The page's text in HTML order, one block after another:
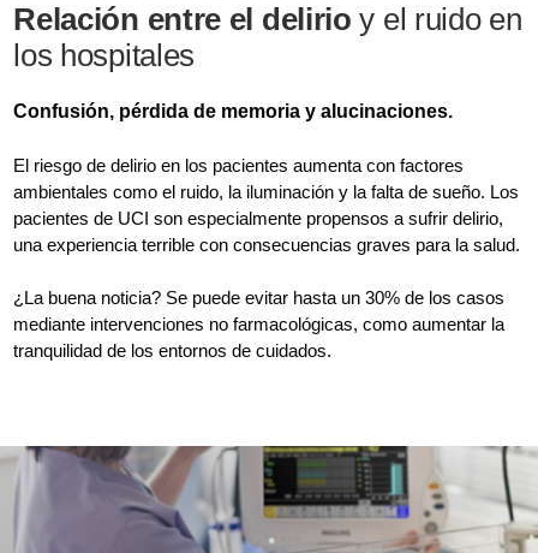
Relación entre el delirioy el ruido en
los hospitales
Confusión, pérdida de memoria y alucinaciones.
El riesgo de delirio en los pacientes aumenta con factores
ambientales como el ruido, la iluminación y la falta de sueño. Los
pacientes de UCI son especialmente propensos a sufrir delirio,
una experiencia terrible con consecuencias graves para la salud.
¿La buena noticia? Se puede evitar hasta un 30% de los casos
mediante intervenciones no farmacológicas, como aumentar la
tranquilidad de los entornos de cuidados.